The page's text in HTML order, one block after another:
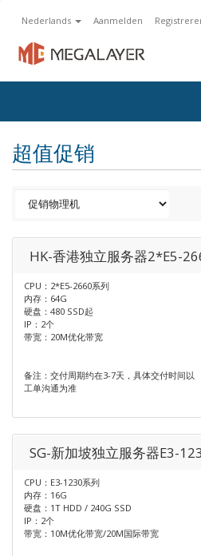
Nederlands Aanmelden
超值促销
HK-香港独立服务器2*E5-
CPU：2*E5-2660系列
内存：64G
硬盘：480 SSD起
IP：2个
带宽：20M优化带宽
备注：交付周期约在3-7天，具体交付时间以
工单沟通为准
SG-新加坡独立服务器E3-
CPU：E3-1230系列
内存：16G
硬盘：1T HDD / 240G SSD
IP：2个
带宽：10M优化带宽/20M国际带宽